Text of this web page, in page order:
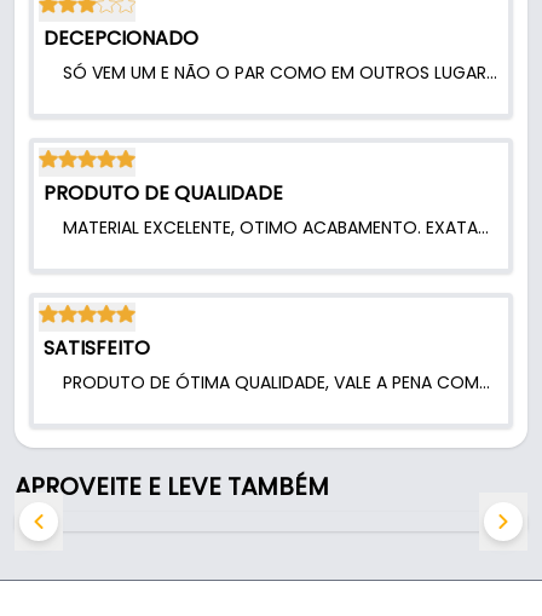
- Furação medida: Ø3/16”
- Forma construtiva: Latão
DECEPCIONADO
SÓ VEM UM E NÃO O PAR COMO EM OUTROS LUGARES QUE VC COMPRA.
PRODUTO DE QUALIDADE
MATERIAL EXCELENTE, OTIMO ACABAMENTO. EXATAMENTE O QUE PROCURAVA.
SATISFEITO
PRODUTO DE ÓTIMA QUALIDADE, VALE A PENA COMPRAR, INDICO A TIDOS DO ML.
APROVEITE E LEVE TAMBÉM